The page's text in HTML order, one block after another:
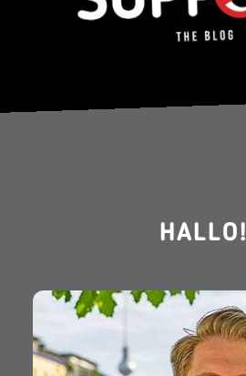
HALLO!